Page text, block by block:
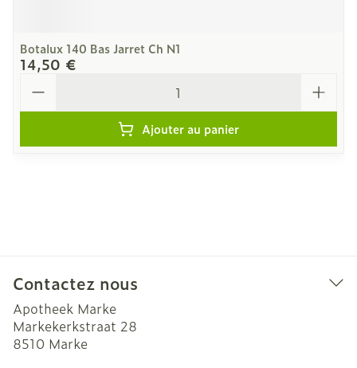
Botalux 140 Bas Jarret Ch N1
14,50 €
Ajouter au panier
Contactez nous
Apotheek Marke
Markekerkstraat 28
8510 Marke